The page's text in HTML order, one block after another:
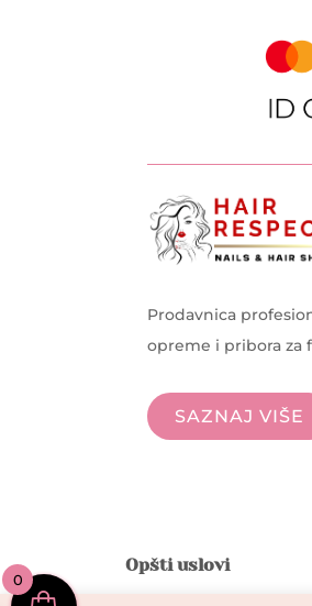
Prodavnica
opreme i pribora za
SAZNAJ VIŠE
Opšti uslovi
0